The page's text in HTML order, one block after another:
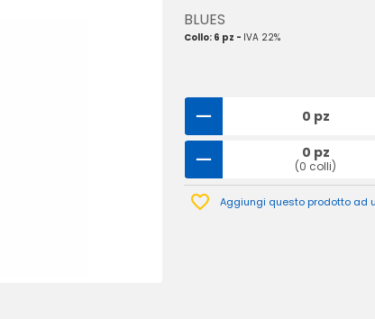
BLUES
Collo: 6 pz - IVA 22%
0 pz
0 pz
(0 colli)
Aggiungi questo prodotto ad